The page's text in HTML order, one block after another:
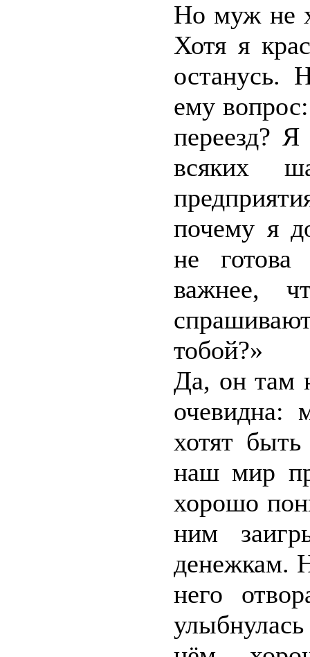
Но муж не
Хотя я
останусь.
ему
переезд?
всяких
почему я
не
важнее,
тобой?»
Да, он там
очевидна:
хотят
наш мир
хорошо
ним
денежкам.
него